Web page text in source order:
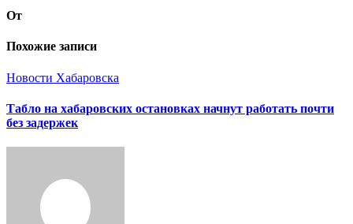
От
Похожие записи
Новости Хабаровска
Табло на хабаровских остановках начнут работать почти
без задержек